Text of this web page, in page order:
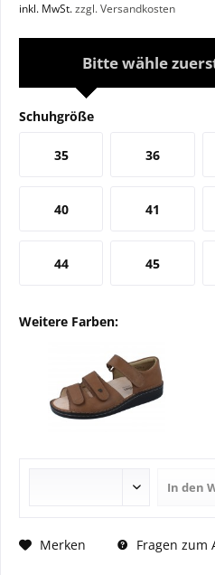
inkl. MwSt.zzgl. Versandkosten
Bitte wähle
Schuhgröße
35 36
40 41
44 45
Weitere Farben:
In den
Merken Fragen zum